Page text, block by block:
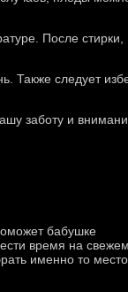
После стирки,
Также следует
заботу и
бабушке
время на свежем
именно то